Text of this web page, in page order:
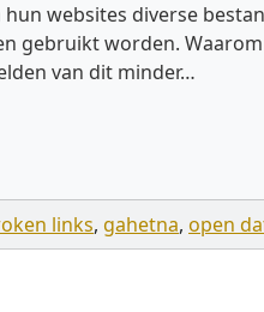
websites diverse
gebruikt worden.
van dit minder…
links, gahetna, open